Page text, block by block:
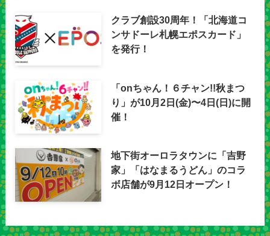
クラブ創設30周年！「北海道コ
ンサドーレ札幌エポスカード」
を発行！
「onちゃん！６チャン!!秋まつ
り」が10月2日(金)〜4日(日)に開
催！
地下街オーロラタウンに「吉野
家」「はなまるうどん」のコラ
ボ店舗が9月12日オープン！